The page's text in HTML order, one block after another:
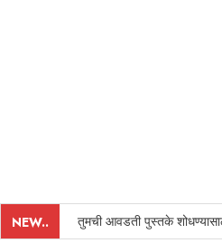
NEW.. तुमची आवडती पुस्तके